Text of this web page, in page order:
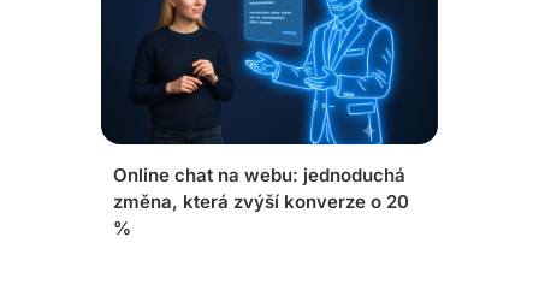
Online chat na webu: jednoduchá
změna, která zvýší konverze o 20
%